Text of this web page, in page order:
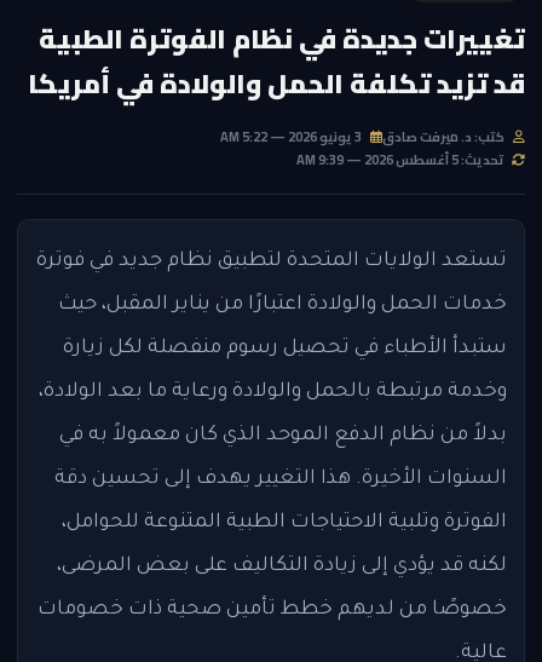
تغييرات جديدة في نظام الفوترة الطبية
قد تزيد تكلفة الحمل والولادة في أمريكا
كتب: د. ميرفت صادق
تحديث: 5 أغسطس 2026 — 9:39 AM
تستعد الولايات المتحدة لتطبيق نظام جديد في فوترة
خدمات الحمل والولادة اعتبارًا من يناير المقبل، حيث
ستبدأ الأطباء في تحصيل رسوم منفصلة لكل زيارة
وخدمة مرتبطة بالحمل والولادة ورعاية ما بعد الولادة،
بدلاً من نظام الدفع الموحد الذي كان معمولاً به في
السنوات الأخيرة. هذا التغيير يهدف إلى تحسين دقة
الفوترة وتلبية الاحتياجات الطبية المتنوعة للحوامل،
لكنه قد يؤدي إلى زيادة التكاليف على بعض المرضى،
خصوصًا من لديهم خطط تأمين صحية ذات خصومات
عالية.